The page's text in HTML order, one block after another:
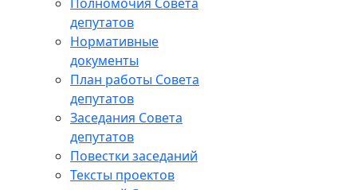
депутатов
Нормативные
документы
План работы Совета
депутатов
Заседания Cовета
депутатов
Повестки заседаний
Тексты проектов